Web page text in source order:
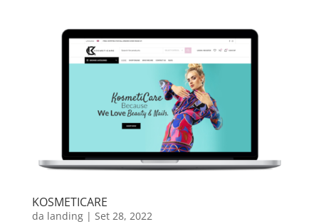
KOSMETICARE
da landing| Set 28, 2022